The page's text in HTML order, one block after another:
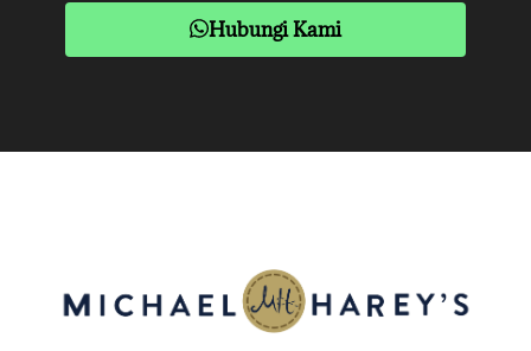
Hubungi Kami